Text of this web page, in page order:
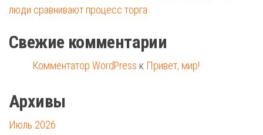
люди сравнивают процесс торга
Свежие комментарии
Комментатор WordPress к Привет, мир!
Архивы
Июль 2026